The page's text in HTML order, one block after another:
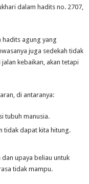
dalam hadits no. 2707,
hadits agung yang
juga sedekah tidak
kebaikan, akan tetapi
di antaranya:
tubuh manusia.
tidak dapat kita hitung.
upaya beliau untuk
tidak mampu.